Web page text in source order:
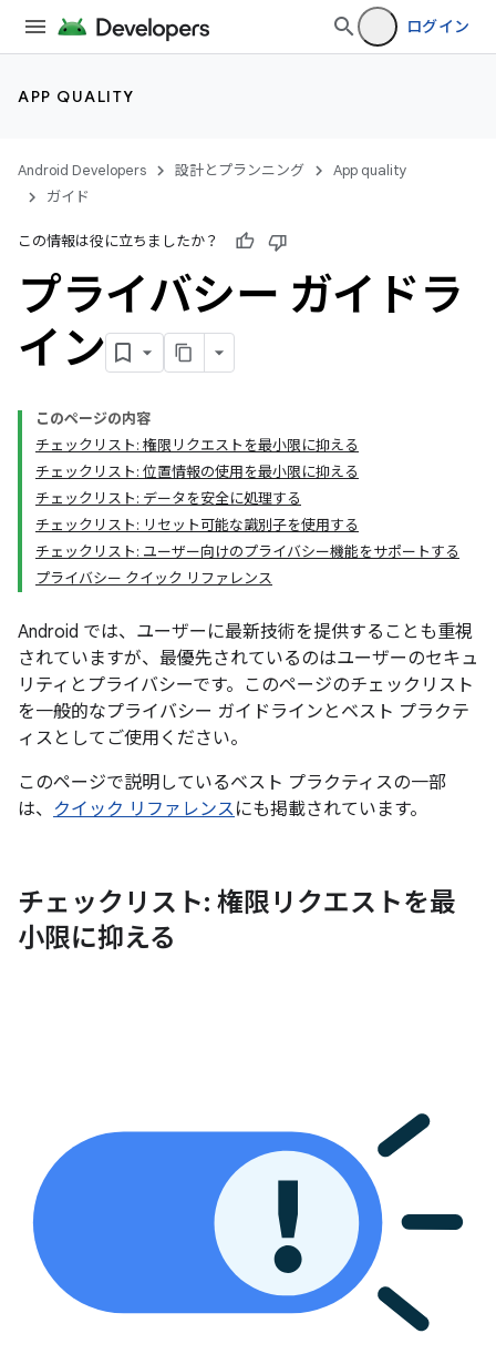
ログイン
APP QUALITY
Android Developers 設計とプランニング
App quality
ガイド
この情報は役に立ちましたか？
プライバシー ガイドラ
イン
このページの内容
チェックリスト: 権限リクエストを最小限に抑える
チェックリスト: 位置情報の使用を最小限に抑える
チェックリスト: データを安全に処理する
チェックリスト: リセット可能な識別子を使用する
チェックリスト: ユーザー向けのプライバシー機能をサポートする
プライバシー クイック リファレンス
Android では、ユーザーに最新技術を提供することも重視
されていますが、最優先されているのはユーザーのセキュ
リティとプライバシーです。このページのチェックリスト
を一般的なプライバシー ガイドラインとベスト プラクテ
ィスとしてご使用ください。
このページで説明しているベスト プラクティスの一部
は、 クイック リファレンスにも掲載されています。
チェックリスト: 権限リクエストを最
小限に抑える